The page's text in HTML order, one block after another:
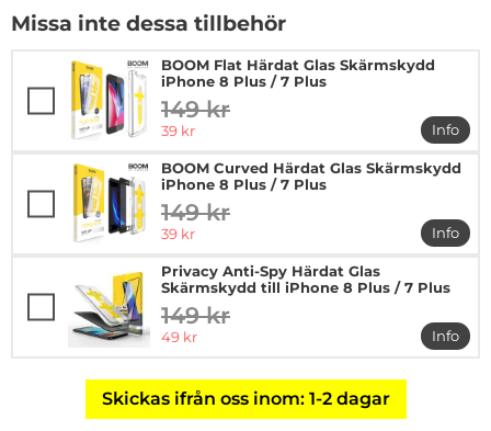
Missa inte dessa tillbehör
BOOM Flat Härdat Glas Skärmskydd
iPhone 8 Plus / 7 Plus
tidigare pris
149 kr
rea pris
39 kr
Info
mer
BOOM Curved Härdat Glas Skärmskydd
iPhone 8 Plus / 7 Plus
tidigare pris
149 kr
rea pris
39 kr
Info
mer
Privacy Anti-Spy Härdat Glas
Skärmskydd till iPhone 8 Plus / 7 Plus
tidigare pris
149 kr
rea pris
49 kr
Info
mer
Skickas ifrån oss inom: 1-2 dagar